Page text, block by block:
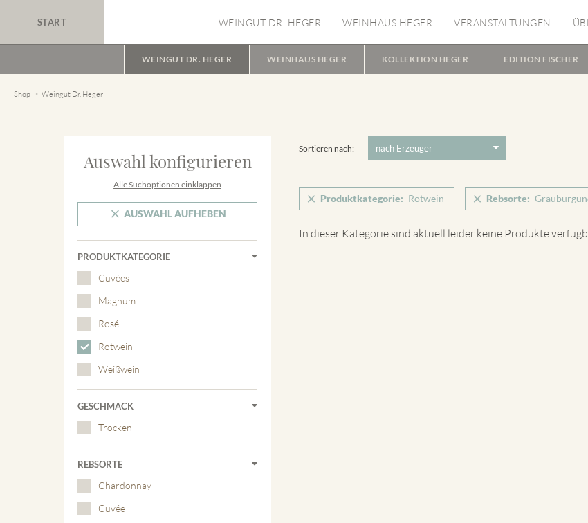
START WEINGUT DR. HEGER WEINHAUS HEGER VERANSTALTUNGEN
WEINGUT DR. HEGER WEINHAUS HEGER KOLLEKTION HEGER EDITION FISCHER
Shop Weingut Dr. Heger
Auswahl konfigurieren
Alle Suchoptionen einklappen
AUSWAHL AUFHEBEN
PRODUKTKATEGORIE
Cuvées
Magnum
Rosé
Rotwein
Weißwein
GESCHMACK
Trocken
REBSORTE
Chardonnay
Cuvée
Sortieren nach:
Produktkategorie: Rotwein Rebsorte:
In dieser Kategorie sind aktuell leider keine Produkte